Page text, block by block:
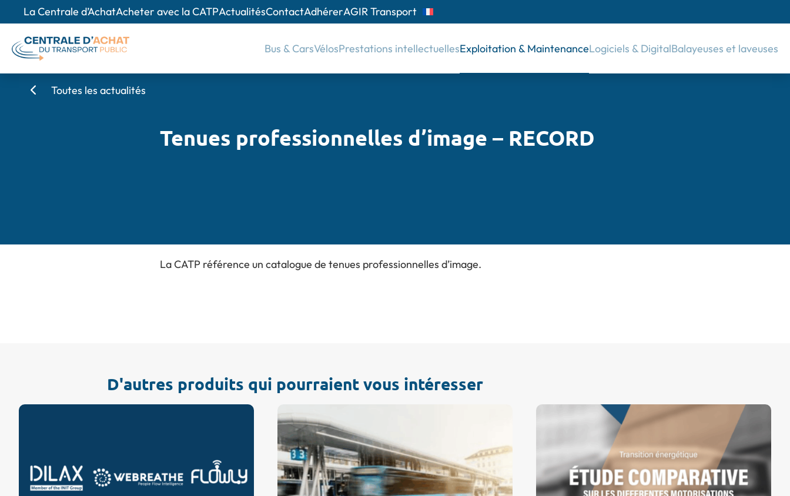
La Centrale d’AchatAcheter avec la CATPActualitésContactAdhérerAGIR Transport
Bus & CarsVélosPrestations intellectuellesExploitation & MaintenanceLogiciels & DigitalBalayeuses et laveuses
Toutes les actualités
Tenues professionnelles d’image – RECORD
La CATP référence un catalogue de tenues professionnelles d’image.
D'autres produits qui pourraient vous intéresser